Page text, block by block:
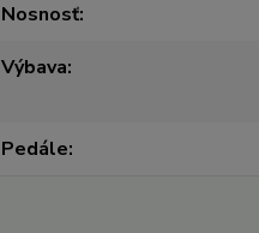
Nosnosť
Výbava
Pedále